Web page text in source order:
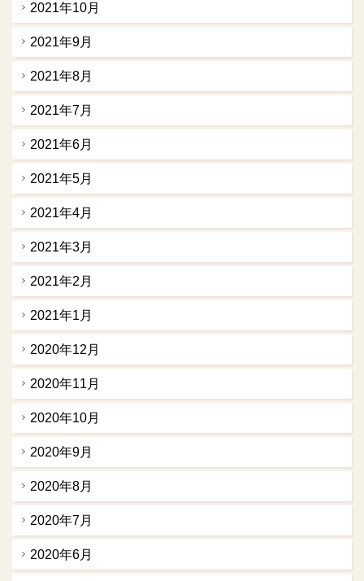
2021年10月
2021年9月
2021年8月
2021年7月
2021年6月
2021年5月
2021年4月
2021年3月
2021年2月
2021年1月
2020年12月
2020年11月
2020年10月
2020年9月
2020年8月
2020年7月
2020年6月